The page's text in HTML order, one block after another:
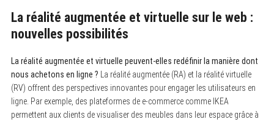
La réalité augmentée et virtuelle sur le web :
nouvelles possibilités
La réalité augmentée et virtuelle peuvent-elles redéfinir la manière dont
nous achetons en ligne ? La réalité augmentée (RA) et la réalité virtuelle
(RV) offrent des perspectives innovantes pour engager les utilisateurs en
ligne. Par exemple, des plateformes de e-commerce comme IKEA
permettent aux clients de visualiser des meubles dans leur espace grâce à